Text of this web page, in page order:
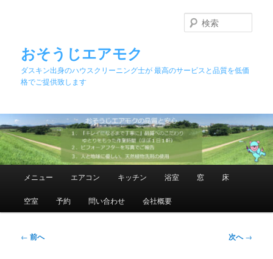
移
動
おそうじエアモク
ダスキン出身のハウスクリーニング士が 最高のサービスと品質を低価
格でご提供致します
索
メ
メニュー エアコン キッチン 浴室 窓 床
空室 予約 問い合わせ 会社概要
投
← 前へ 次へ→